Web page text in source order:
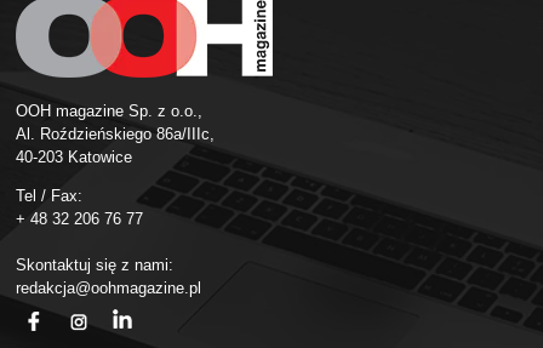
OOH magazine Sp. z o.o.,
Al. Roździeńskiego 86a/IIIc,
40-203 Katowice
Tel / Fax:
+ 48 32 206 76 77
Skontaktuj się z nami:
redakcja@oohmagazine.pl